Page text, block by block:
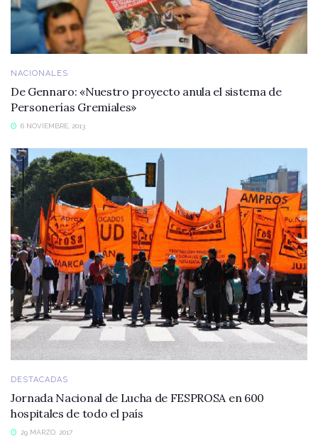
NACIONALES
De Gennaro: «Nuestro proyecto anula el sistema de
Personerías Gremiales»
6 NOVIEMBRE, 2013
DESTACADAS
Jornada Nacional de Lucha de FESPROSA en 600
hospitales de todo el país
29 MARZO, 2017